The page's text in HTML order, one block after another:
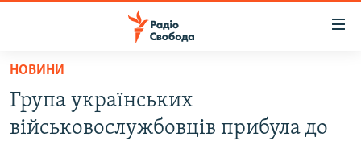
Перейти
основного
матеріалу
ВСЕ ЗА ДОБУ
НОВИНИ
Група українських
вiйськовослужбовцiв прибула до